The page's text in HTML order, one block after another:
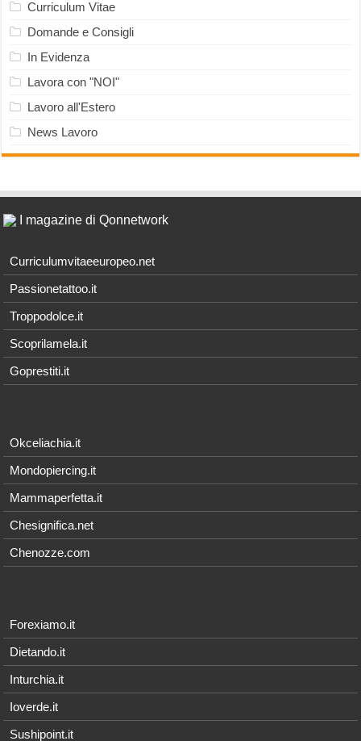
Curriculum Vitae
Domande e Consigli
In Evidenza
Lavora con "NOI"
Lavoro all'Estero
News Lavoro
I magazine di Qonnetwork
Curriculumvitaeeuropeo.net
Passionetattoo.it
Troppodolce.it
Scoprilamela.it
Goprestiti.it
Okceliachia.it
Mondopiercing.it
Mammaperfetta.it
Chesignifica.net
Chenozze.com
Forexiamo.it
Dietando.it
Inturchia.it
Ioverde.it
Sushipoint.it